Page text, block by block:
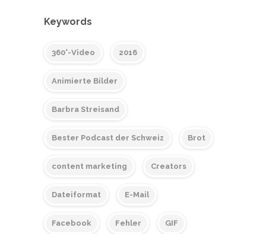
Keywords
360°-Video 2016
Animierte Bilder
Barbra Streisand
Bester Podcast der Schweiz Brot
content marketing Creators
Dateiformat E-Mail
Facebook Fehler GIF